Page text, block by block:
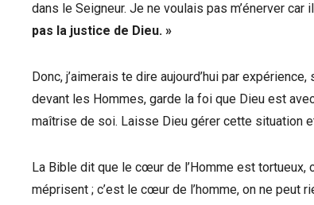
dans le Seigneur. Je ne voulais pas m’énerver car
pas la justice de Dieu. »
Donc, j’aimerais te dire aujourd’hui par
devant les Hommes, garde la foi que Dieu est
maîtrise de soi. Laisse Dieu gérer cette situation
La Bible dit que le cœur de l’Homme est tortueux,
méprisent ; c’est le cœur de l’homme, on ne peut